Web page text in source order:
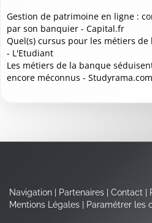
Gestion de patrimoine en ligne :
par son banquier - Capital.fr
Quel(s) cursus pour les métiers
- L'Etudiant
Les métiers de la banque
encore méconnus - Studyrama.com
Navigation Partenaires Contact
Mentions Légales
Paramétrer les